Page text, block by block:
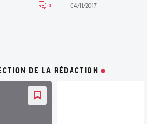
0 04/11/2017
DE LA RÉDACTION